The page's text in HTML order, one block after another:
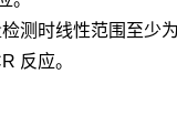
测时线性范围至少为
反应。